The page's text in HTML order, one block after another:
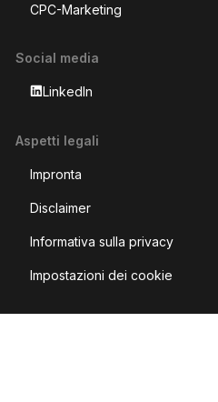
CPC-Marketing
Social media
LinkedIn
Aspetti legali
Impronta
Disclaimer
Informativa sulla privacy
Impostazioni dei cookie